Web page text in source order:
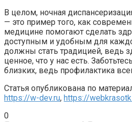
В целом, ночная
— это пример того, как
медицине помогают сделать
доступным и удобным для
должны стать традицией, ведь
ценное, что у нас есть.
близких, ведь профилактика
Статья опубликована по
https://w-dev.ru, https://
0